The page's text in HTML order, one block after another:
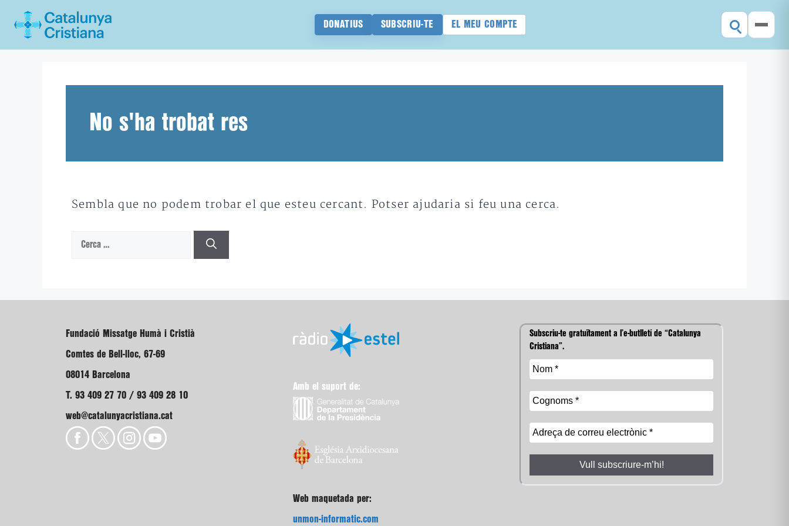
DONATIUS SUBSCRIU-TE EL MEU COMPTE
No s'ha trobat res
Sembla que no podem trobar el que esteu cercant. Potser ajudaria si feu una cerca.
Cerca:
Fundació Missatge Humà i Cristià
Comtes de Bell-lloc, 67-69
08014 Barcelona
T. 93 409 27 70 / 93 409 28 10
web@catalunyacristiana.cat
Amb el suport de:
Web maquetada per:
unmon-informatic.com
Subscriu-te gratuïtament a l’e-butlletí de “Catalunya
Cristiana”.